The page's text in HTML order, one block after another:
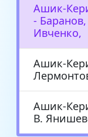
Ашик-
-
Ивченко,
Ашик-
Ашик-
В.